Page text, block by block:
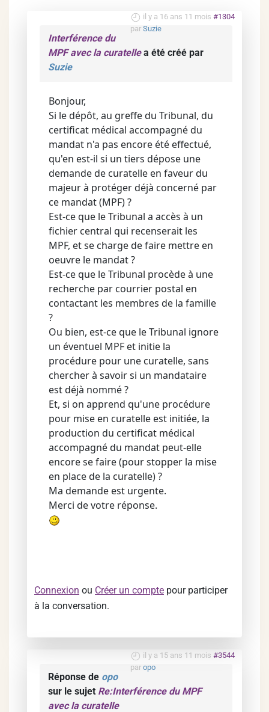
il y a 16 ans 11 mois #1304
par Suzie
Interférence du
MPF avec la curatellea été créé par
Suzie
Bonjour,
Si le dépôt, au greffe du Tribunal, du
certificat médical accompagné du
mandat n'a pas encore été effectué,
qu'en est-il si un tiers dépose une
demande de curatelle en faveur du
majeur à protéger déjà concerné par
ce mandat (MPF) ?
Est-ce que le Tribunal a accès à un
fichier central qui recenserait les
MPF, et se charge de faire mettre en
oeuvre le mandat ?
Est-ce que le Tribunal procède à une
recherche par courrier postal en
contactant les membres de la famille
?
Ou bien, est-ce que le Tribunal ignore
un éventuel MPF et initie la
procédure pour une curatelle, sans
chercher à savoir si un mandataire
est déjà nommé ?
Et, si on apprend qu'une procédure
pour mise en curatelle est initiée, la
production du certificat médical
accompagné du mandat peut-elle
encore se faire (pour stopper la mise
en place de la curatelle) ?
Ma demande est urgente.
Merci de votre réponse.
Connexion ou Créer un compte pour participer
à la conversation.
il y a 15 ans 11 mois #3544
par opo
Réponse de opo
sur le sujet Re:Interférence du MPF
avec la curatelle